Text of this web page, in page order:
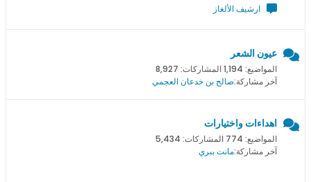
ارشيف الألغاز
عيون الشعر
المواضيع: 1,194 المشاركات: 8,927
آخر مشاركة:صالح بن خدعان العجمي
اهداءات واختيارات
المواضيع: 774 المشاركات: 5,434
آخر مشاركة:مانت ببري